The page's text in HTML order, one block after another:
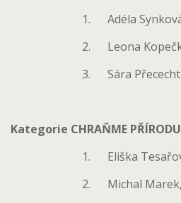
1. Adéla
2. Leona
3. Sára
Kategorie CHRAŇME
1. Eliška
2. Michal